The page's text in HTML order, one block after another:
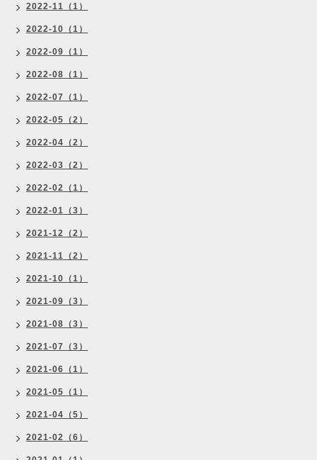
2022-11（1）
2022-10（1）
2022-09（1）
2022-08（1）
2022-07（1）
2022-05（2）
2022-04（2）
2022-03（2）
2022-02（1）
2022-01（3）
2021-12（2）
2021-11（2）
2021-10（1）
2021-09（3）
2021-08（3）
2021-07（3）
2021-06（1）
2021-05（1）
2021-04（5）
2021-02（6）